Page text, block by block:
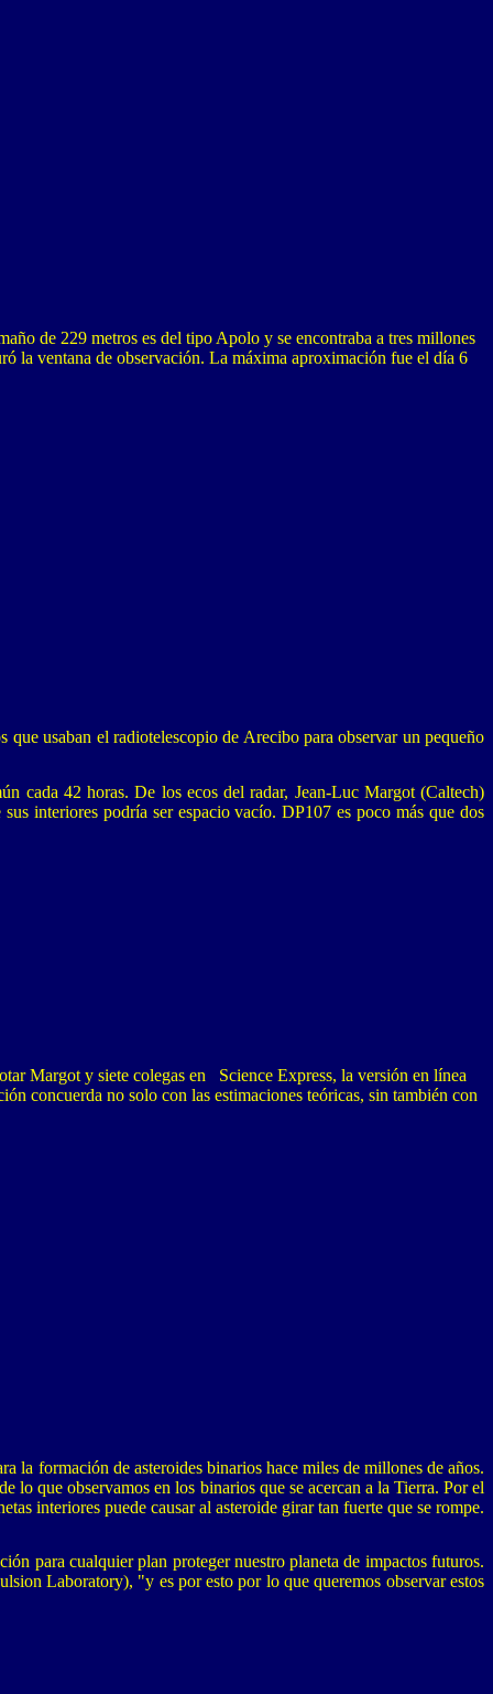
de 229 metros es del tipo Apolo y se encontraba a tres millones
la ventana de observación. La máxima aproximación fue el día 6
usaban el radiotelescopio de Arecibo para observar un pequeño
cada 42 horas. De los ecos del radar, Jean-Luc Margot (Caltech)
interiores podría ser espacio vacío. DP107 es poco más que dos
Margot y siete colegas en Science Express, la versión en línea
concuerda no solo con las estimaciones teóricas, sin también con
la formación de asteroides binarios hace miles de millones de años.
lo que observamos en los binarios que se acercan a la Tierra. Por el
interiores puede causar al asteroide girar tan fuerte que se rompe.
para cualquier plan proteger nuestro planeta de impactos futuros.
Laboratory), "y es por esto por lo que queremos observar estos